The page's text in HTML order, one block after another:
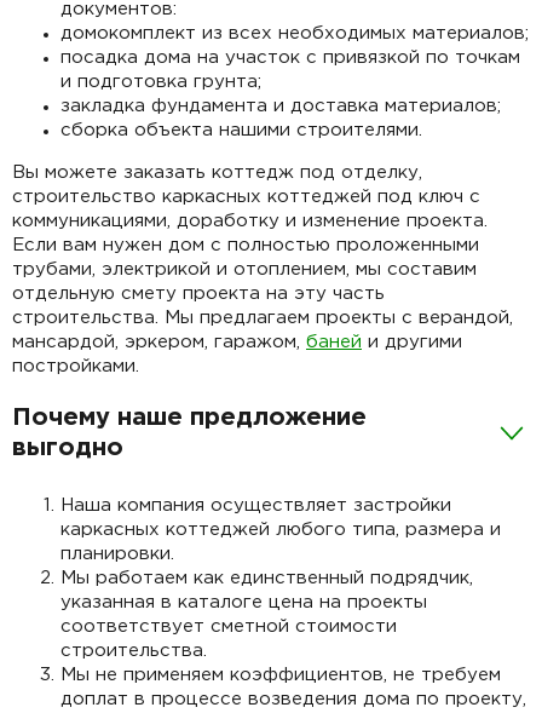
документов:
домокомплект из всех необходимых материалов;
посадка дома на участок с привязкой по точкам
и подготовка грунта;
закладка фундамента и доставка материалов;
сборка объекта нашими строителями.
Вы можете заказать коттедж под отделку,
строительство каркасных коттеджей под ключ с
коммуникациями, доработку и изменение проекта.
Если вам нужен дом с полностью проложенными
трубами, электрикой и отоплением, мы составим
отдельную смету проекта на эту часть
строительства. Мы предлагаем проекты с верандой,
мансардой, эркером, гаражом, баней и другими
постройками.
Почему наше предложение
выгодно
Наша компания осуществляет застройки
каркасных коттеджей любого типа, размера и
планировки.
Мы работаем как единственный подрядчик,
указанная в каталоге цена на проекты
соответствует сметной стоимости
строительства.
Мы не применяем коэффициентов, не требуем
доплат в процессе возведения дома по проекту,